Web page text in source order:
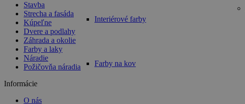
Interiérové farby
Farby na kov
Stavba
Strecha a fasáda
Kúpeľne
Dvere a podlahy
Záhrada a okolie
Farby a laky
Náradie
Požičovňa náradia
Informácie
O nás